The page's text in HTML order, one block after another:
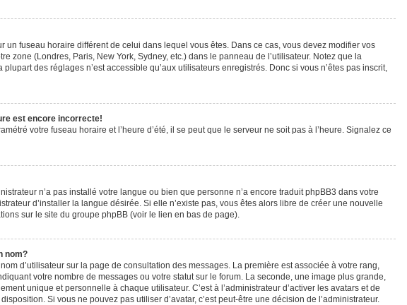
un fuseau horaire différent de celui dans lequel vous êtes. Dans ce cas, vous devez modifier vos
zone (Londres, Paris, New York, Sydney, etc.) dans le panneau de l’utilisateur. Notez que la
des réglages n’est accessible qu’aux utilisateurs enregistrés. Donc si vous n’êtes pas inscrit,
est encore incorrecte!
votre fuseau horaire et l’heure d’été, il se peut que le serveur ne soit pas à l’heure. Signalez ce
n’a pas installé votre langue ou bien que personne n’a encore traduit phpBB3 dans votre
d’installer la langue désirée. Si elle n’existe pas, vous êtes alors libre de créer une nouvelle
sur le site du groupe phpBB (voir le lien en bas de page).
nom?
d’utilisateur sur la page de consultation des messages. La première est associée à votre rang,
votre nombre de messages ou votre statut sur le forum. La seconde, une image plus grande,
unique et personnelle à chaque utilisateur. C’est à l’administrateur d’activer les avatars et de
Si vous ne pouvez pas utiliser d’avatar, c’est peut-être une décision de l’administrateur.